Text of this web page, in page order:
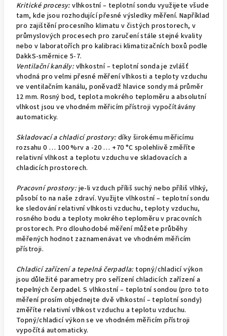
Kritické procesy:vlhkostní – teplotní sondu využijete všude
tam, kde jsou rozhodující přesné výsledky měření. Například
pro zajištění procesního klimatu v čistých prostorech, v
průmyslových procesech pro zaručení stále stejné kvality
nebo v laboratořích pro kalibraci klimatizačních boxů podle
DakkS-směrnice 5-7.
Ventilační kanály: vlhkostní – teplotní sonda je zvlášť
vhodná pro velmi přesné měření vlhkosti a teploty vzduchu
ve ventilačním kanálu, poněvadž hlavice sondy má průměr
12 mm. Rosný bod, teplota mokrého teploměru a absolutní
vlhkost jsou ve vhodném měřicím přístroji vypočítávány
automaticky.
Skladovací a chladicí prostory: díky širokému měřicímu
rozsahu 0 … 100 %rv a -20 … +70 °C spolehlivě změříte
relativní vlhkost a teplotu vzduchu ve skladovacích a
chladicích prostorech.
Pracovní prostory:je-li vzduch příliš suchý nebo příliš vlhký,
působí to na naše zdraví. Využijte vlhkostní – teplotní sondu
ke sledování relativní vlhkosti vzduchu, teploty vzduchu,
rosného bodu a teploty mokrého teploměru v pracovních
prostorech. Pro dlouhodobé měření můžete průběhy
měřených hodnot zaznamenávat ve vhodném měřicím
přístroji.
Chladicí zařízení a tepelná čerpadla: topný/chladicí výkon
jsou důležité parametry pro seřízení chladicích zařízení a
tepelných čerpadel. S vlhkostní – teplotní sondou (pro toto
měření prosím objednejte dvě vlhkostní – teplotní sondy)
změříte relativní vlhkost vzduchu a teplotu vzduchu.
Topný/chladicí výkon se ve vhodném měřicím přístroji
vypočítá automaticky.